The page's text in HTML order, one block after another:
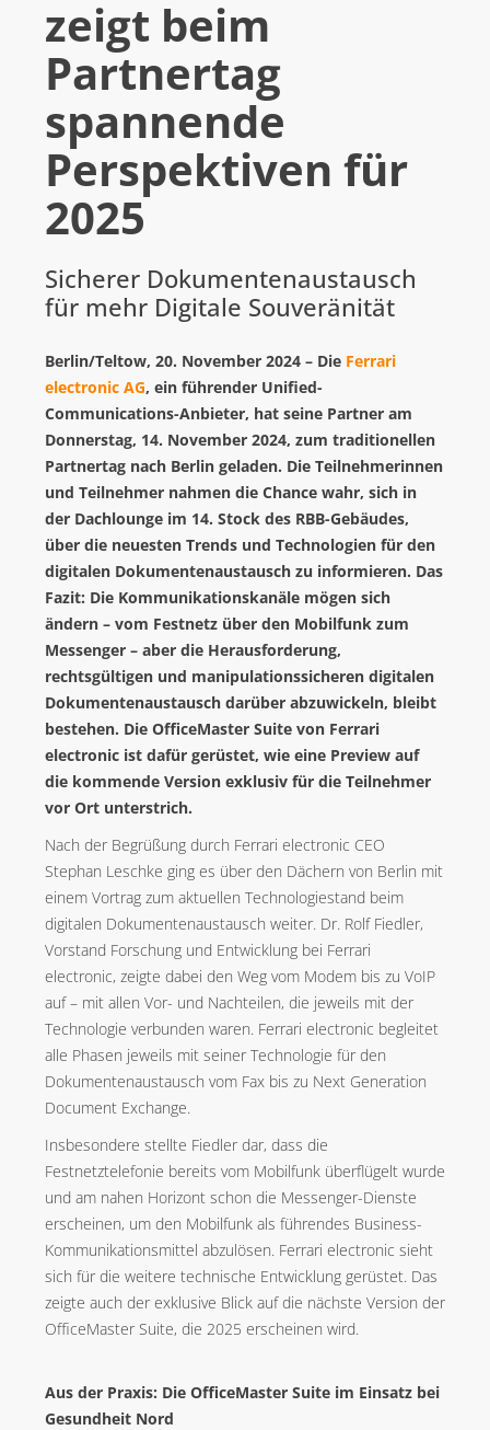
DOWNLOADS
FERRARI ELECTRONIC AG
G DATA
IMPRIVATA
INOTEC BARCODE SECURITY
LANCOM SYSTEMS (AB 1.7.26 ROHDE & SCHWARZ NC)
ROHDE & SCHWARZ NETWORKS AND CYBERSECURITY
VIBRIO. KOMMUNIKATIONSMANAGEMENT DR. KAUSCH
ÜBER UNS
AGENTUR
BLOG
VIBRIO. KOMMUNIKATIONSMANAGEMENT DR. KAUSCH
KONTAKT
zeigt beim
Partnertag
spannende
Perspektiven für
2025
Sicherer Dokumentenaustausch
für mehr Digitale Souveränität
Berlin/Teltow, 20. November 2024 – Die Ferrari
electronic AG, ein führender Unified-
Communications-Anbieter, hat seine Partner am
Donnerstag, 14. November 2024, zum traditionellen
Partnertag nach Berlin geladen. Die Teilnehmerinnen
und Teilnehmer nahmen die Chance wahr, sich in
der Dachlounge im 14. Stock des RBB-Gebäudes,
über die neuesten Trends und Technologien für den
digitalen Dokumentenaustausch zu informieren. Das
Fazit: Die Kommunikationskanäle mögen sich
ändern – vom Festnetz über den Mobilfunk zum
Messenger – aber die Herausforderung,
rechtsgültigen und manipulationssicheren digitalen
Dokumentenaustausch darüber abzuwickeln, bleibt
bestehen. Die OfficeMaster Suite von Ferrari
electronic ist dafür gerüstet, wie eine Preview auf
die kommende Version exklusiv für die Teilnehmer
vor Ort unterstrich.
Nach der Begrüßung durch Ferrari electronic CEO
Stephan Leschke ging es über den Dächern von Berlin mit
einem Vortrag zum aktuellen Technologiestand beim
digitalen Dokumentenaustausch weiter. Dr. Rolf Fiedler,
Vorstand Forschung und Entwicklung bei Ferrari
electronic, zeigte dabei den Weg vom Modem bis zu VoIP
auf – mit allen Vor- und Nachteilen, die jeweils mit der
Technologie verbunden waren. Ferrari electronic begleitet
alle Phasen jeweils mit seiner Technologie für den
Dokumentenaustausch vom Fax bis zu Next Generation
Document Exchange.
Insbesondere stellte Fiedler dar, dass die
Festnetztelefonie bereits vom Mobilfunk überflügelt wurde
und am nahen Horizont schon die Messenger-Dienste
erscheinen, um den Mobilfunk als führendes Business-
Kommunikationsmittel abzulösen. Ferrari electronic sieht
sich für die weitere technische Entwicklung gerüstet. Das
zeigte auch der exklusive Blick auf die nächste Version der
OfficeMaster Suite, die 2025 erscheinen wird.
Aus der Praxis: Die OfficeMaster Suite im Einsatz bei
Gesundheit Nord